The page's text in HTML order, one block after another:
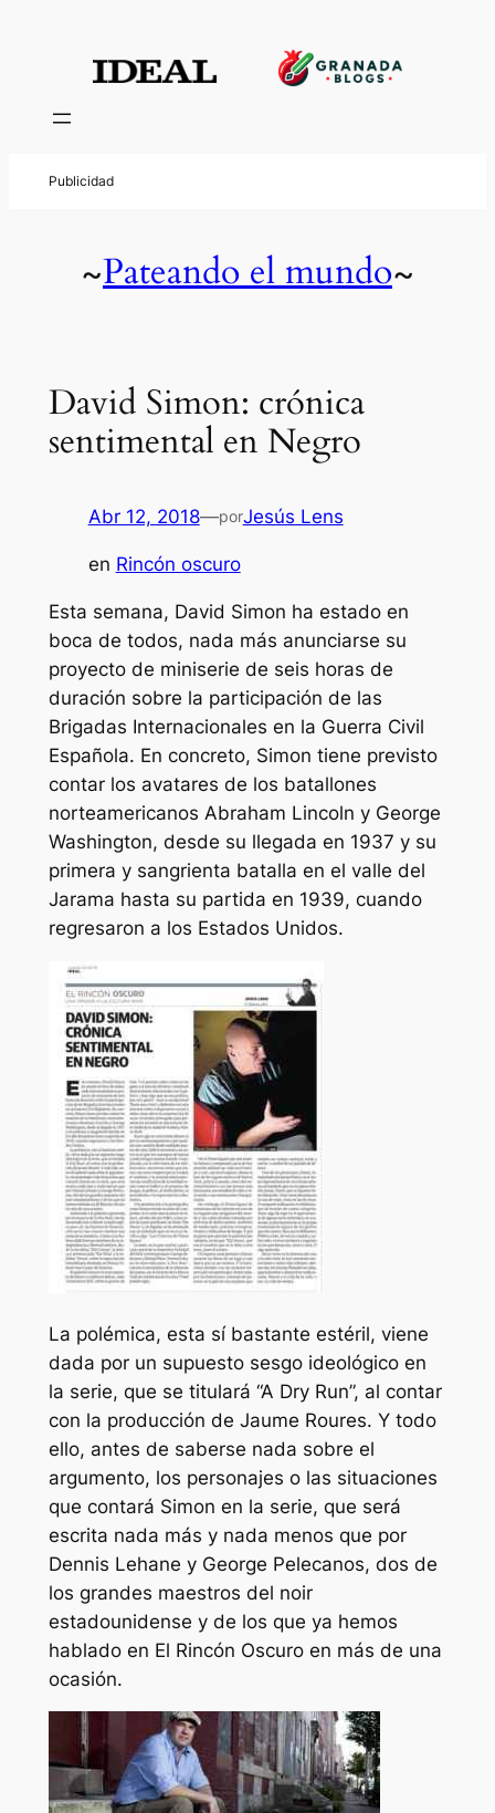
~Pateando el mundo~
David Simon: crónica
sentimental en Negro
Abr 12, 2018—porJesús Lens
en Rincón oscuro
Esta semana, David Simon ha estado en
boca de todos, nada más anunciarse su
proyecto de miniserie de seis horas de
duración sobre la participación de las
Brigadas Internacionales en la Guerra Civil
Española. En concreto, Simon tiene previsto
contar los avatares de los batallones
norteamericanos Abraham Lincoln y George
Washington, desde su llegada en 1937 y su
primera y sangrienta batalla en el valle del
Jarama hasta su partida en 1939, cuando
regresaron a los Estados Unidos.
La polémica, esta sí bastante estéril, viene
dada por un supuesto sesgo ideológico en
la serie, que se titulará “A Dry Run”, al contar
con la producción de Jaume Roures. Y todo
ello, antes de saberse nada sobre el
argumento, los personajes o las situaciones
que contará Simon en la serie, que será
escrita nada más y nada menos que por
Dennis Lehane y George Pelecanos, dos de
los grandes maestros del noir
estadounidense y de los que ya hemos
hablado en El Rincón Oscuro en más de una
ocasión.